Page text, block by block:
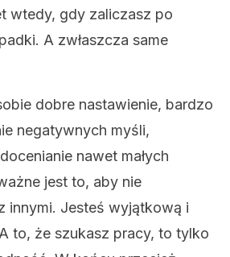
wtedy, gdy zaliczasz po
A zwłaszcza same
dobre nastawienie, bardzo
negatywnych myśli,
nawet małych
jest to, aby nie
innymi. Jesteś wyjątkową i
to, że szukasz pracy, to tylko